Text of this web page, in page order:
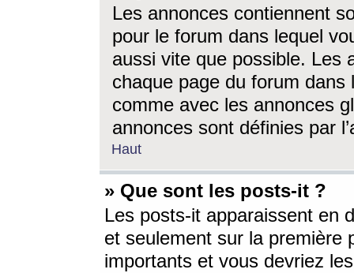
Les annonces contiennent
pour le forum dans lequel
aussi vite que possible. Les
chaque page du forum dans
comme avec les annonces
annonces sont définies par
Haut
» Que sont les posts-it ?
Les posts-it apparaissent en
et seulement sur la première
importants et vous devriez